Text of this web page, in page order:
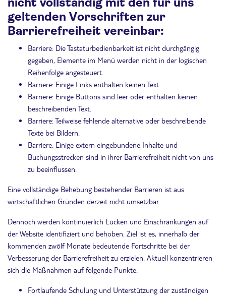
geltenden Vorschriften zur
Barrierefreiheit vereinbar:
Barriere: Die Tastaturbedienbarkeit ist nicht durchgängig
gegeben, Elemente im Menü werden nicht in der logischen
Reihenfolge angesteuert.
Barriere: Einige Links enthalten keinen Text.
Barriere: Einige Buttons sind leer oder enthalten keinen
beschreibenden Text.
Barriere: Teilweise fehlende alternative oder beschreibende
Texte bei Bildern.
Barriere: Einige extern eingebundene Inhalte und
Buchungsstrecken sind in ihrer Barrierefreiheit nicht von uns
zu beeinflussen.
Eine vollständige Behebung bestehender Barrieren ist aus
wirtschaftlichen Gründen derzeit nicht umsetzbar.
Dennoch werden kontinuierlich Lücken und Einschränkungen auf
der Website identifiziert und behoben. Ziel ist es, innerhalb der
kommenden zwölf Monate bedeutende Fortschritte bei der
Verbesserung der Barrierefreiheit zu erzielen. Aktuell konzentrieren
sich die Maßnahmen auf folgende Punkte:
Fortlaufende Schulung und Unterstützung der zuständigen